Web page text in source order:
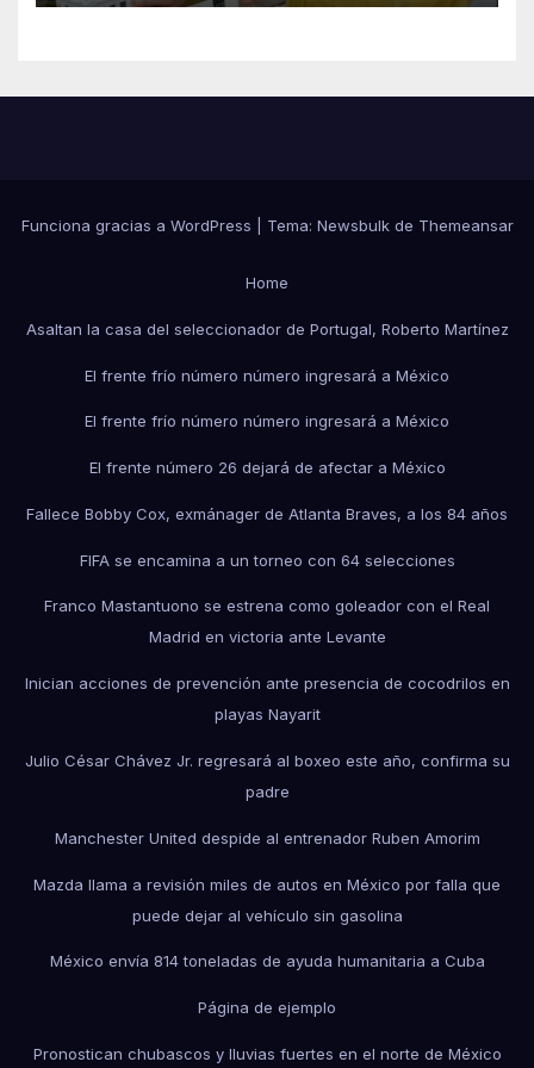
Funciona gracias a WordPress Tema: Newsbulkde Themeansar
Home
Asaltan la casa del seleccionador de Portugal, Roberto Martínez
El frente frío número número ingresará a México
El frente frío número número ingresará a México
El frente número 26 dejará de afectar a México
Fallece Bobby Cox, exmánager de Atlanta Braves, a los 84 años
FIFA se encamina a un torneo con 64 selecciones
Franco Mastantuono se estrena como goleador con el Real
Madrid en victoria ante Levante
Inician acciones de prevención ante presencia de cocodrilos en
playas Nayarit
Julio César Chávez Jr. regresará al boxeo este año, confirma su
padre
Manchester United despide al entrenador Ruben Amorim
Mazda llama a revisión miles de autos en México por falla que
puede dejar al vehículo sin gasolina
México envía 814 toneladas de ayuda humanitaria a Cuba
Página de ejemplo
Pronostican chubascos y lluvias fuertes en el norte de México